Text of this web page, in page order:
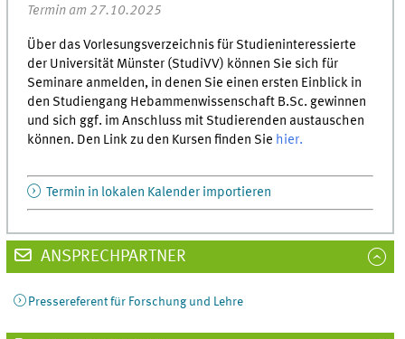
Termin am 27.10.2025
Über das Vorlesungsverzeichnis für Studieninteressierte
der Universität Münster (StudiVV) können Sie sich für
Seminare anmelden, in denen Sie einen ersten Einblick in
den Studiengang Hebammenwissenschaft B.Sc. gewinnen
und sich ggf. im Anschluss mit Studierenden austauschen
können. Den Link zu den Kursen finden Sie hier.
Termin in lokalen Kalender importieren
ANSPRECHPARTNER
Pressereferent für Forschung und Lehre